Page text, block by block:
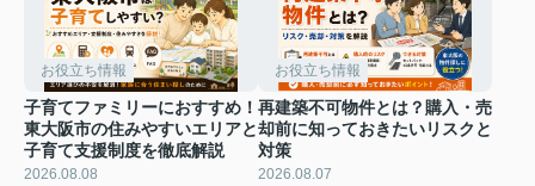
お役立ち情報
子育てファミリーにおすすめ！
東大阪市の住みやすいエリアと
子育て支援制度を徹底解説
2026.08.08
お役立ち情報
再建築不可物件とは？購入・売
却前に知っておきたいリスクと
対策
2026.08.07